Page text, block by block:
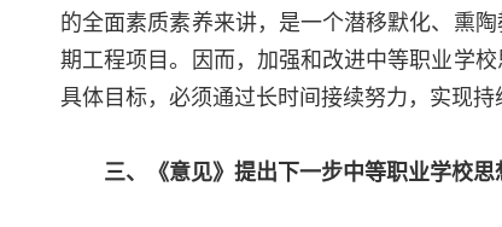
的全面素质素养来讲，是一个潜移默化、熏
期工程项目。因而，加强和改进中等职业学
具体目标，必须通过长时间接续努力，实现持
三、《意见》提出下一步中等职业学校